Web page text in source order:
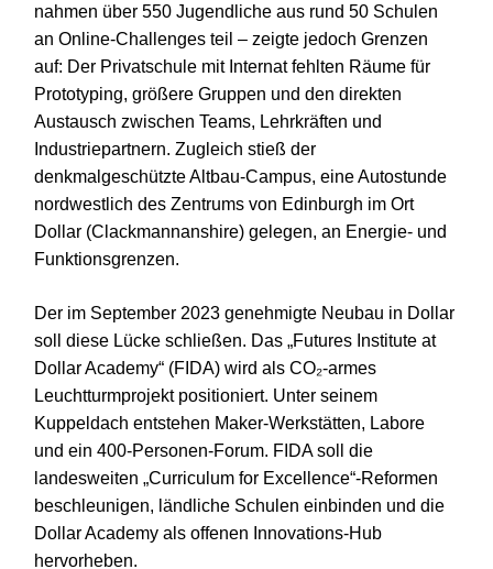
nahmen über 550 Jugendliche aus rund 50 Schulen
an Online-Challenges teil – zeigte jedoch Grenzen
auf: Der Privatschule mit Internat fehlten Räume für
Prototyping, größere Gruppen und den direkten
Austausch zwischen Teams, Lehrkräften und
Industriepartnern. Zugleich stieß der
denkmalgeschützte Altbau-Campus, eine Autostunde
nordwestlich des Zentrums von Edinburgh im Ort
Dollar (Clackmannanshire) gelegen, an Energie- und
Funktionsgrenzen.
Der im September 2023 genehmigte Neubau in Dollar
soll diese Lücke schließen. Das „Futures Institute at
Dollar Academy“ (FIDA) wird als CO₂-armes
Leuchtturmprojekt positioniert. Unter seinem
Kuppeldach entstehen Maker-Werkstätten, Labore
und ein 400-Personen-Forum. FIDA soll die
landesweiten „Curriculum for Excellence“-Reformen
beschleunigen, ländliche Schulen einbinden und die
Dollar Academy als offenen Innovations-Hub
hervorheben.